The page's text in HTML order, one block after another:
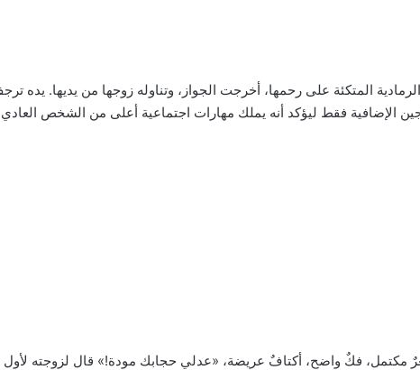
المتكئة على رحمها، أخرجت الجواز، وتناوله زوجها من يديها.
الإضافية فقط ليؤكد أنه يملك مهارات اجتماعية أعلى من الشخص
فكٌ واضح، أكتافٌ عريضة، «عدلي حجابك مودة!» قال لزوجته لأول